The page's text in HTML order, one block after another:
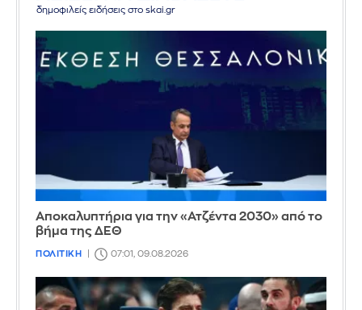
δημοφιλείς ειδήσεις στο skai.gr
Αποκαλυπτήρια για την «Ατζέντα 2030» από το
βήμα της ΔΕΘ
ΠΟΛΙΤΙΚΗ 07:01, 09.08.2026